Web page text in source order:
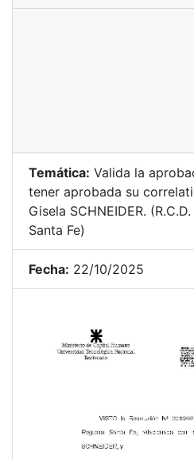
Temática: Valida la
tener aprobada su
Gisela SCHNEIDER.
Santa Fe)
Fecha: 22/10/2025